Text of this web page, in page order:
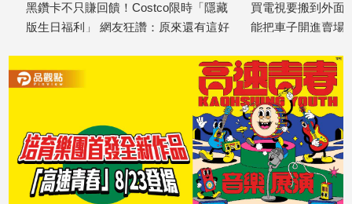
旅
美
食
命
理
消
費
黑鑽卡不只賺回饋！Costco限時「隱藏
版生日福利」 網友狂讚：原來還有這好
買電視要搬到外面停
能把車子開進賣場嗎？